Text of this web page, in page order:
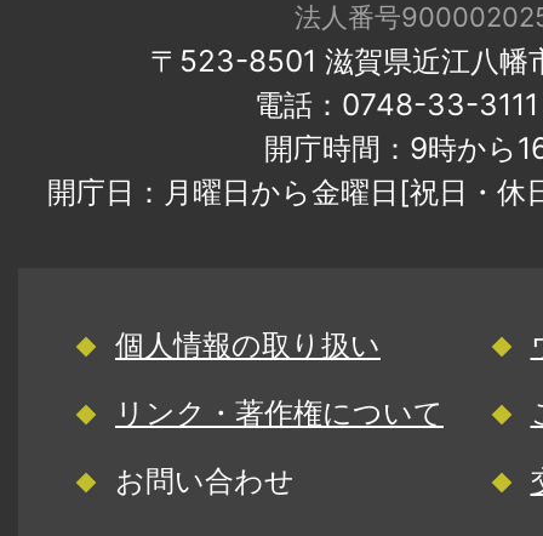
法人番号
〒523-8501 滋賀県近江八幡
電話：0748-33-
開庁時間：9時から
開庁日：月曜日から金曜日[祝日・
個人情報の取り扱い
リンク・著作権について
お問い合わせ